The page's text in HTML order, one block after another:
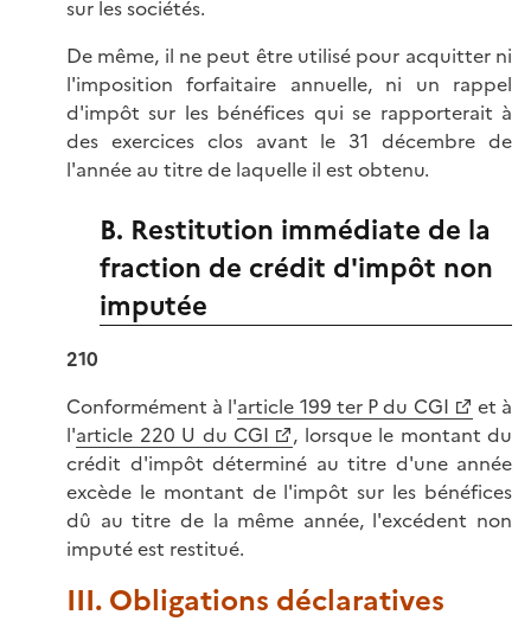
sur les sociétés.
De même, il ne peut être utilisé pour acquitter ni
l'imposition forfaitaire annuelle, ni un rappel
d'impôt sur les bénéfices qui se rapporterait à
des exercices clos avant le 31 décembre de
l'année au titre de laquelle il est obtenu.
B. Restitution immédiate de la
fraction de crédit d'impôt non
imputée
210
Conformément à l'article 199 ter P du CGI
et à
l'article 220 U du CGI
, lorsque le montant du
crédit d'impôt déterminé au titre d'une année
excède le montant de l'impôt sur les bénéfices
dû au titre de la même année, l'excédent non
imputé est restitué.
III. Obligations déclaratives